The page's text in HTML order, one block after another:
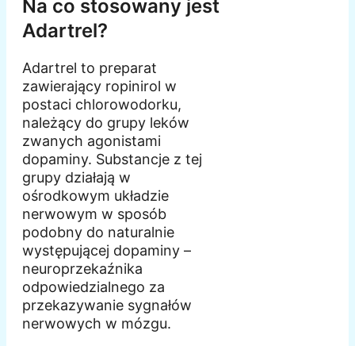
Na co stosowany jest
Adartrel?
Adartrel to preparat
zawierający ropinirol w
postaci chlorowodorku,
należący do grupy leków
zwanych agonistami
dopaminy. Substancje z tej
grupy działają w
ośrodkowym układzie
nerwowym w sposób
podobny do naturalnie
występującej dopaminy –
neuroprzekaźnika
odpowiedzialnego za
przekazywanie sygnałów
nerwowych w mózgu.